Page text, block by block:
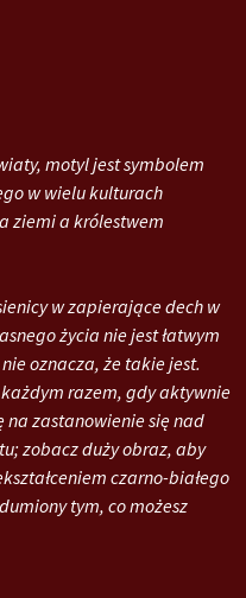
motyl jest symbolem
w wielu kulturach
ziemi a królestwem
w zapierające dech w
życia nie jest łatwym
oznacza, że ​​takie jest.
razem, gdy aktywnie
na zastanowienie się nad
zobacz duży obraz, aby
czarno-białego
tym, co możesz